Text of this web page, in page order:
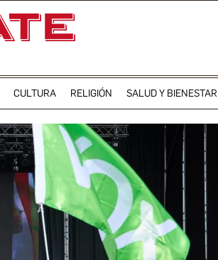
CULTURA RELIGIÓN SALUD Y BIENESTAR